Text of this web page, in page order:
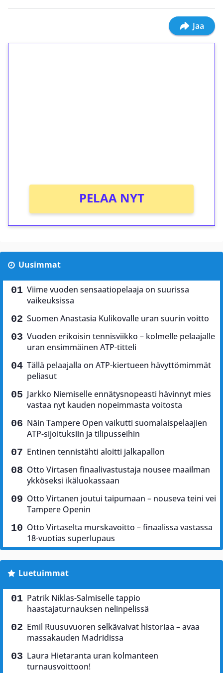
Jaa
PELAA NYT
Uusimmat
Viime vuoden sensaatiopelaaja on suurissa
vaikeuksissa
Suomen Anastasia Kulikovalle uran suurin voitto
Vuoden erikoisin tennisviikko – kolmelle pelaajalle
uran ensimmäinen ATP-titteli
Tällä pelaajalla on ATP-kiertueen hävyttömimmät
peliasut
Jarkko Niemiselle ennätysnopeasti hävinnyt mies
vastaa nyt kauden nopeimmasta voitosta
Näin Tampere Open vaikutti suomalaispelaajien
ATP-sijoituksiin ja tilipusseihin
Entinen tennistähti aloitti jalkapallon
Otto Virtasen finaalivastustaja nousee maailman
ykköseksi ikäluokassaan
Otto Virtanen joutui taipumaan – nouseva teini vei
Tampere Openin
Otto Virtaselta murskavoitto – finaalissa vastassa
18-vuotias superlupaus
Luetuimmat
Patrik Niklas-Salmiselle tappio
haastajaturnauksen nelinpelissä
Emil Ruusuvuoren selkävaivat historiaa – avaa
massakauden Madridissa
Laura Hietaranta uran kolmanteen
turnausvoittoon!